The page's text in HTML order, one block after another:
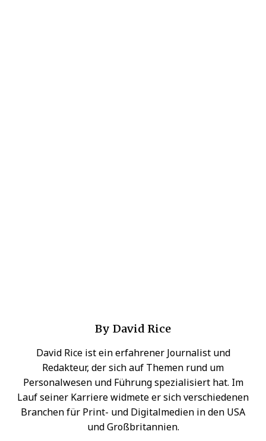
By David Rice
David Rice ist ein erfahrener Journalist und
Redakteur, der sich auf Themen rund um
Personalwesen und Führung spezialisiert hat. Im
Lauf seiner Karriere widmete er sich verschiedenen
Branchen für Print- und Digitalmedien in den USA
und Großbritannien.